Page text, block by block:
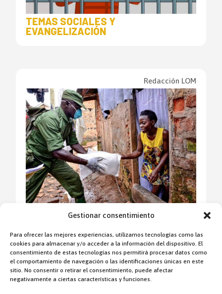
Gestionar consentimiento
Para ofrecer las mejores experiencias, utilizamos tecnologías como las
cookies para almacenar y/o acceder a la información del dispositivo. El
consentimiento de estas tecnologías nos permitirá procesar datos como
el comportamiento de navegación o las identificaciones únicas en este
sitio. No consentir o retirar el consentimiento, puede afectar
negativamente a ciertas características y funciones.
TEMAS SOCIALES Y
EVANGELIZACIÓN
Redacción LOM
LA GUERRA DE UCRANIA Y SUS
CONSECUENCIAS EN ÁFRICA
Fr. Alfredo Amesti ocd